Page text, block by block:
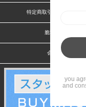
特定商取引法に関する表記
脆弱性報告
会社案内